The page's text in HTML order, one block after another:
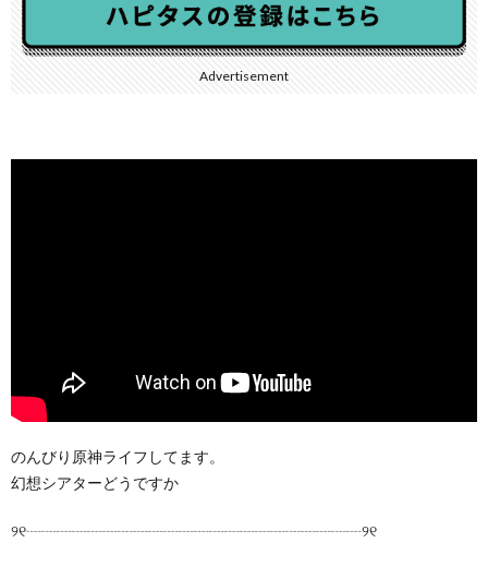
Advertisement
のんびり原神ライフしてます。
幻想シアターどうですか
୨୧┈┈┈┈┈┈┈┈┈┈┈┈┈┈┈┈┈┈┈┈┈┈୨୧